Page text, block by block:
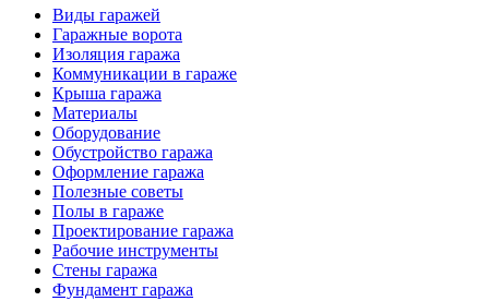
Виды гаражей
Гаражные ворота
Изоляция гаража
Коммуникации в гараже
Крыша гаража
Материалы
Оборудование
Обустройство гаража
Оформление гаража
Полезные советы
Полы в гараже
Проектирование гаража
Рабочие инструменты
Стены гаража
Фундамент гаража